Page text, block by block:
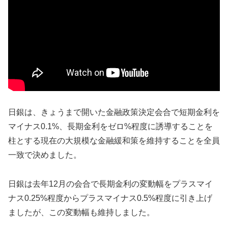
日銀は、きょうまで開いた金融政策決定会合で短期金利を
マイナス0.1%、長期金利をゼロ%程度に誘導することを
柱とする現在の大規模な金融緩和策を維持することを全員
一致で決めました。
日銀は去年12月の会合で長期金利の変動幅をプラスマイ
ナス0.25%程度からプラスマイナス0.5%程度に引き上げ
ましたが、この変動幅も維持しました。